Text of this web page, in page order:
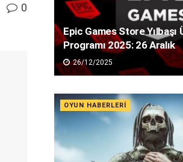
0
Epic Games Store
Programı 2025: 26 Aralık
26/12/2025
OYUN HABERLERI